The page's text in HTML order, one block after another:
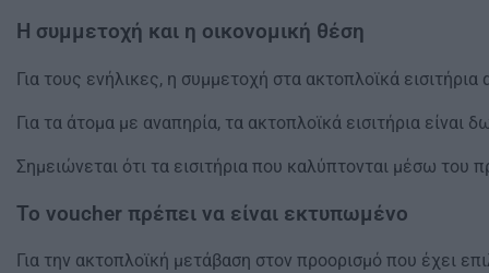
Η συμμετοχή και η οικονομική θέση
Για τους ενήλικες, η συμμετοχή στα ακτοπλοϊκά εισιτήρια
Για τα άτομα με αναπηρία, τα ακτοπλοϊκά εισιτήρια είναι
Σημειώνεται ότι τα εισιτήρια που καλύπτονται μέσω του
Το voucher πρέπει να είναι εκτυπωμένο
Για την ακτοπλοϊκή μετάβαση στον προορισμό που έχει